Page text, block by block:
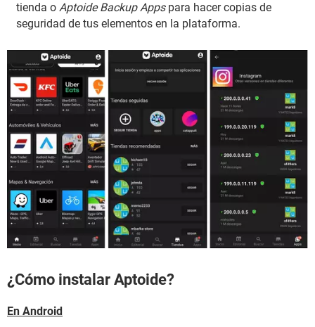
tienda o Aptoide Backup Appspara hacer copias de
seguridad de tus elementos en la plataforma.
¿Cómo instalar Aptoide?
En Android